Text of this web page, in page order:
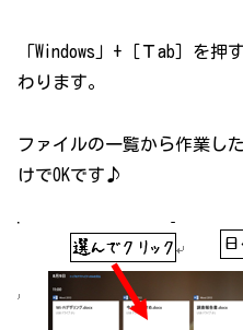
「Windows」+［Ｔab］を
わります。
ファイルの一覧から作業し
けでOKです♪